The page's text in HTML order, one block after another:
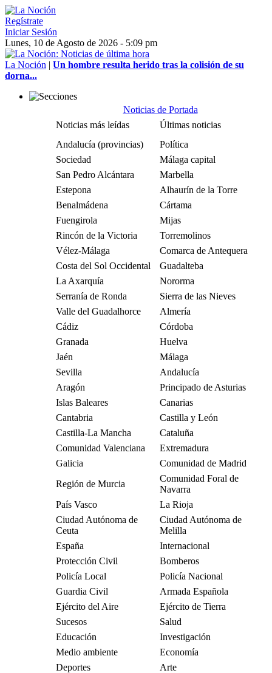
Regístrate
Iniciar Sesión
Lunes, 10 de Agosto de 2026 - 5:09 pm
La Noción | ​Un hombre resulta herido tras la colisión de su
dorna...
Noticias de Portada
Noticias más leídas
Últimas noticias
Andalucía (provincias)
Política
Sociedad
Málaga capital
San Pedro Alcántara
Marbella
Estepona
Alhaurín de la Torre
Benalmádena
Cártama
Fuengirola
Mijas
Rincón de la Victoria
Torremolinos
Vélez-Málaga
Comarca de Antequera
Costa del Sol Occidental
Guadalteba
La Axarquía
Nororma
Serranía de Ronda
Sierra de las Nieves
Valle del Guadalhorce
Almería
Cádiz
Córdoba
Granada
Huelva
Jaén
Málaga
Sevilla
Andalucía
Aragón
Principado de Asturias
Islas Baleares
Canarias
Cantabria
Castilla y León
Castilla-La Mancha
Cataluña
Comunidad Valenciana
Extremadura
Galicia
Comunidad de Madrid
Región de Murcia
Comunidad Foral de
Navarra
País Vasco
La Rioja
Ciudad Autónoma de
Ceuta
Ciudad Autónoma de
Melilla
España
Internacional
Protección Civil
Bomberos
Policía Local
Policía Nacional
Guardia Civil
Armada Española
Ejército del Aire
Ejército de Tierra
Sucesos
Salud
Educación
Investigación
Medio ambiente
Economía
Deportes
Arte